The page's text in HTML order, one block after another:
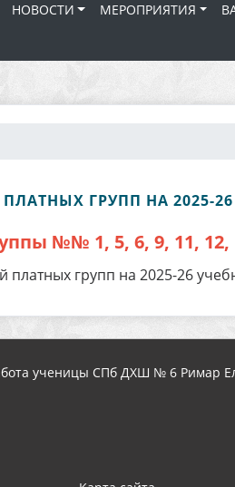
НОВОСТИ МЕРОПРИЯТИЯ
ГРУПП НА 2025-
№№ 1, 5, 6, 9, 11,
групп на 2025-26
ученицы СПб ДХШ № 6 Римар